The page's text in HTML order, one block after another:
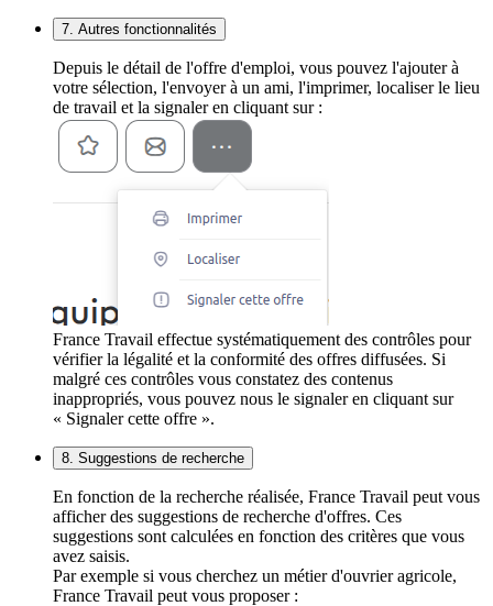
7. Autres fonctionnalités
Depuis le détail de l'offre d'emploi, vous pouvez l'ajouter à
votre sélection, l'envoyer à un ami, l'imprimer, localiser le lieu
de travail et la signaler en cliquant sur :
France Travail effectue systématiquement des contrôles pour
vérifier la légalité et la conformité des offres diffusées. Si
malgré ces contrôles vous constatez des contenus
inappropriés, vous pouvez nous le signaler en cliquant sur
« Signaler cette offre ».
8. Suggestions de recherche
En fonction de la recherche réalisée, France Travail peut vous
afficher des suggestions de recherche d'offres. Ces
suggestions sont calculées en fonction des critères que vous
avez saisis.
Par exemple si vous cherchez un métier d'ouvrier agricole,
France Travail peut vous proposer :